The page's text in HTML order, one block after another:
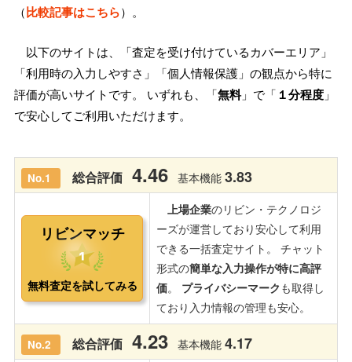
（比較記事はこちら）。
以下のサイトは、「査定を受け付けているカバーエリア」
「利用時の入力しやすさ」「個人情報保護」の観点から特に
評価が高いサイトです。 いずれも、「無料」で「 １分程度 」
で安心してご利用いただけます。